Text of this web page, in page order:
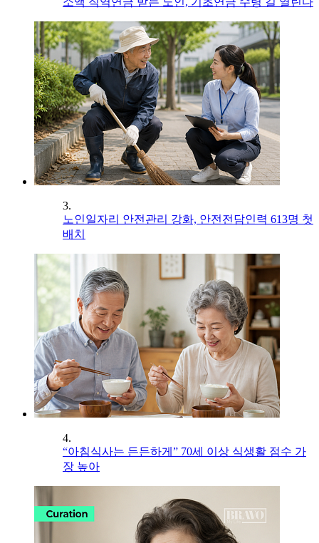
3.
노인일자리 안전관리 강화, 안전전담인력 613명 첫
배치
4.
“아침식사는 든든하게” 70세 이상 식생활 점수 가
장 높아